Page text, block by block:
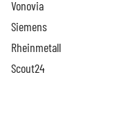
Vonovia
Siemens
Rheinmetall
Scout24